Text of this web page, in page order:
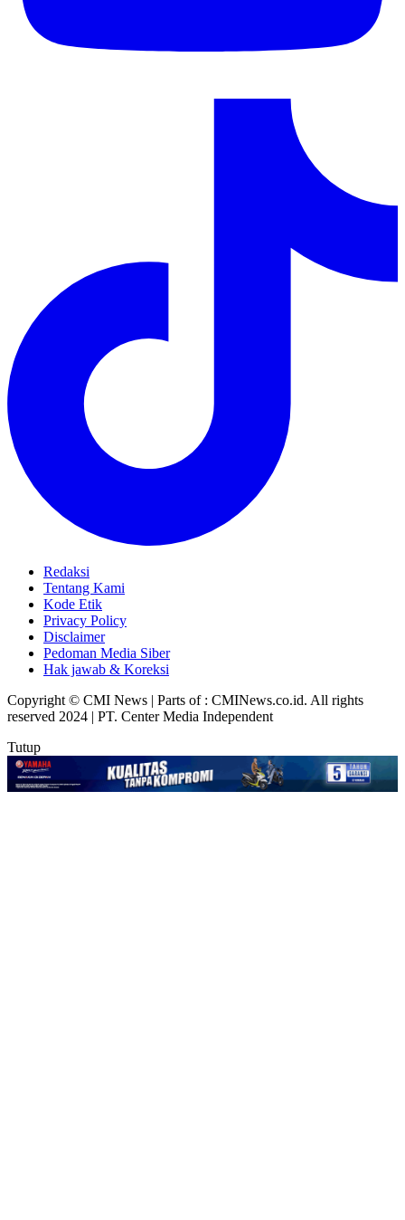
Redaksi
Tentang Kami
Kode Etik
Privacy Policy
Disclaimer
Pedoman Media Siber
Hak jawab & Koreksi
Copyright © CMI News | Parts of : CMINews.co.id. All rights
reserved 2024 | PT. Center Media Independent
Tutup